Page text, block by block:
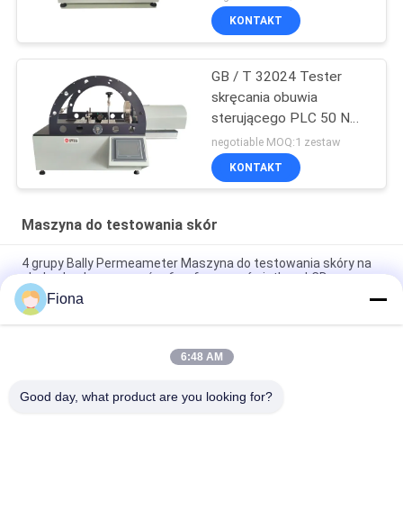
KONTAKT
GB / T 32024 Tester
skręcania obuwia
sterującego PLC 50 NM
Pojemność
negotiable MOQ:1 zestaw
KONTAKT
Maszyna do testowania skór
4 grupy Bally Permeameter Maszyna do testowania skóry na
cholewkach z surowców, 6-cyfrowy wyświetlacz LCD
LCD BALLY Flexometer Maszyna do testowania skóry używana
w odzieży / obuwie / torbach
SATRA TM171 Bally Flexing Leather Dynamiczny wodoodporny
Fiona
6:48 AM
Good day, what product are you looking for?